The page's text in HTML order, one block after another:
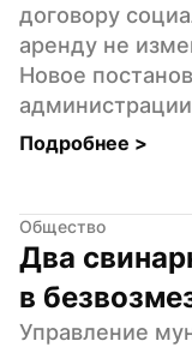
договору
аренду не
Новое
Подробнее >
Общество
Два
в
Управление